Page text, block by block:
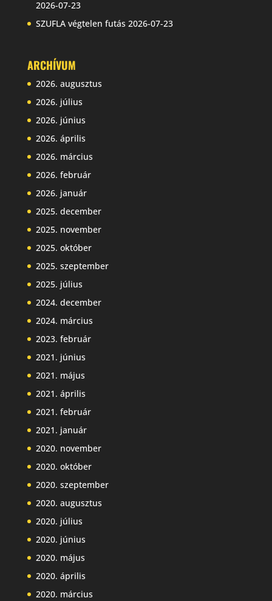
2026-07-23
SZUFLA végtelen futás 2026-07-23
ARCHÍVUM
2026. augusztus
2026. július
2026. június
2026. április
2026. március
2026. február
2026. január
2025. december
2025. november
2025. október
2025. szeptember
2025. július
2024. december
2024. március
2023. február
2021. június
2021. május
2021. április
2021. február
2021. január
2020. november
2020. október
2020. szeptember
2020. augusztus
2020. július
2020. június
2020. május
2020. április
2020. március